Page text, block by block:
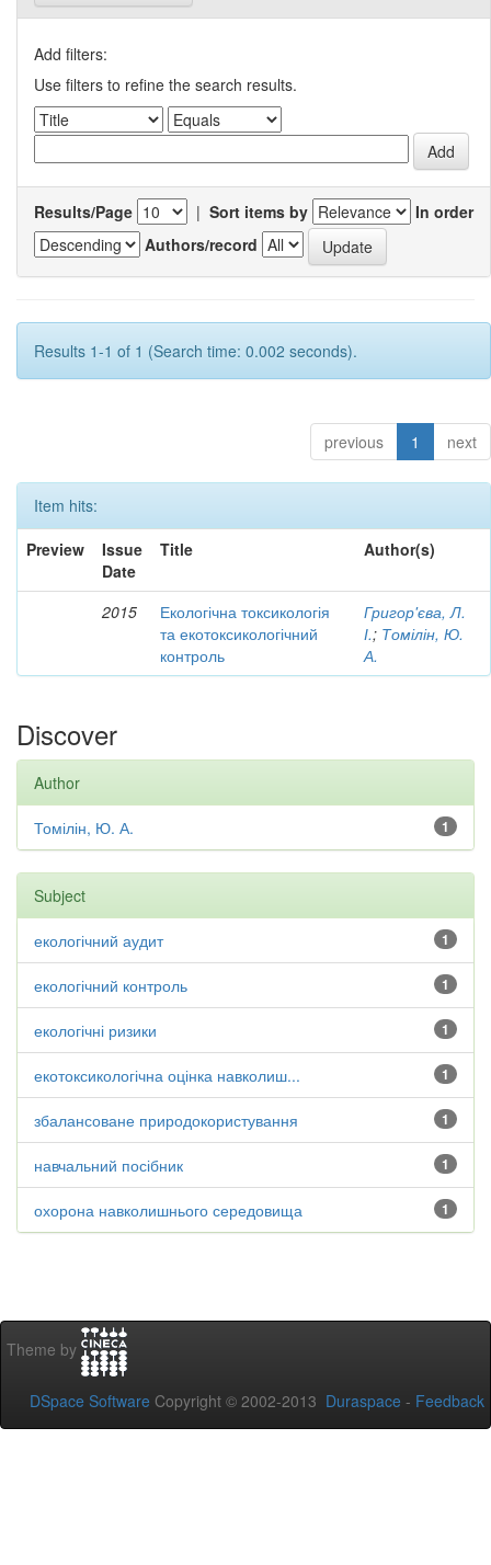
Add filters:
Use filters to refine the search results.
Results/Page | Sort items by
In order
Authors/record
Results 1-1 of 1 (Search time: 0.002 seconds).
previous 1 next
Item hits:
Preview
Issue
Date
Title Author(s)
2015
Екологічна токсикологія
та екотоксикологічний
контроль
Григор'єва, Л.
І.; Томілін, Ю.
А.
Discover
Author
1
Томілін, Ю. А.
Subject
1
екологічний аудит
1
екологічний контроль
1
екологічні ризики
1
екотоксикологічна оцінка навколиш...
1
збалансоване природокористування
1
навчальний посібник
1
охорона навколишнього середовища
Theme by
DSpace Software Copyright © 2002-2013 Duraspace - Feedback